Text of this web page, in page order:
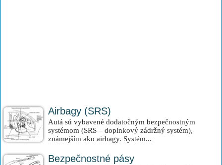
Airbagy (SRS)
Autá sú vybavené dodatočným bezpečnostným
systémom (SRS – doplnkový zádržný systém),
známejším ako airbagy. Systém...
Bezpečnostné pásy